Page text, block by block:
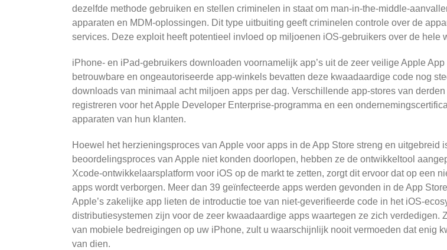
dezelfde methode gebruiken en stellen criminelen in staat om man-in-the-middle-
apparaten en MDM-oplossingen. Dit type uitbuiting geeft criminelen controle over de
services. Deze exploit heeft potentieel invloed op miljoenen iOS-gebruikers over de
iPhone- en iPad-gebruikers downloaden voornamelijk app’s uit de zeer veilige Apple
betrouwbare en ongeautoriseerde app-winkels bevatten deze kwaadaardige code nog
downloads van minimaal acht miljoen apps per dag. Verschillende app-stores van
registreren voor het Apple Developer Enterprise-programma en een
apparaten van hun klanten.
Hoewel het herzieningsproces van Apple voor apps in de App Store streng en uitgebreid
beoordelingsproces van Apple niet konden doorlopen, hebben ze de ontwikkeltool
Xcode-ontwikkelaarsplatform voor iOS op de markt te zetten, zorgt dit ervoor dat op een
apps wordt verborgen. Meer dan 39 geïnfecteerde apps werden gevonden in de App
Apple’s zakelijke app lieten de introductie toe van niet-geverifieerde code in het iOS-
distributiesystemen zijn voor de zeer kwaadaardige apps waartegen ze zich
van mobiele bedreigingen op uw iPhone, zult u waarschijnlijk nooit vermoeden dat enig
van dien.